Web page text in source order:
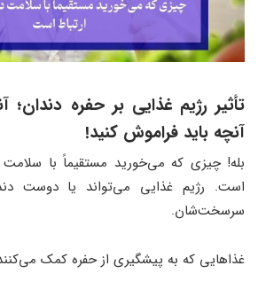
تأثیر رژیم غذایی بر حفره دندان؛
آنچه باید فراموش کنید!
بله! چیزی که می‌خورید مستقیماً با سلامت
است. رژیم غذایی می‌تواند یا دوست
سرسخت‌شان.
غذاهایی که به پیشگیری از حفره کمک